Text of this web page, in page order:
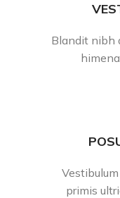
Blandit nibh
primis